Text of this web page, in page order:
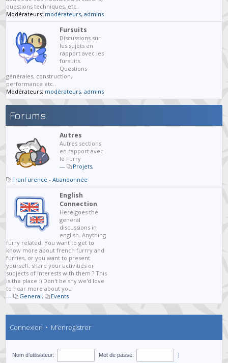
questions techniques, etc..
Modérateurs: modérateurs,admins
Fursuits
Discussions sur
les sujets en
rapport avec les
fursuits.
Questions
générales, construction,
performance etc..
Modérateurs: modérateurs,admins
Forums
Autres
Autres sections
en rapport avec
le Furry
—
Projets,
FranFurence - Abandonnée
English
Connection
Here goes the
general
discussions in
english. Anything
furry related. You want to get to
know more about french furrry and
furries, or you want to present
yourself, share your activities or
subjects of interests with them ? This
is the place :) Don't be shy we'd love
to hear more about you
—
General, Events
Connexion • M’enregistrer
Nom d’utilisateur: Mot de passe: |